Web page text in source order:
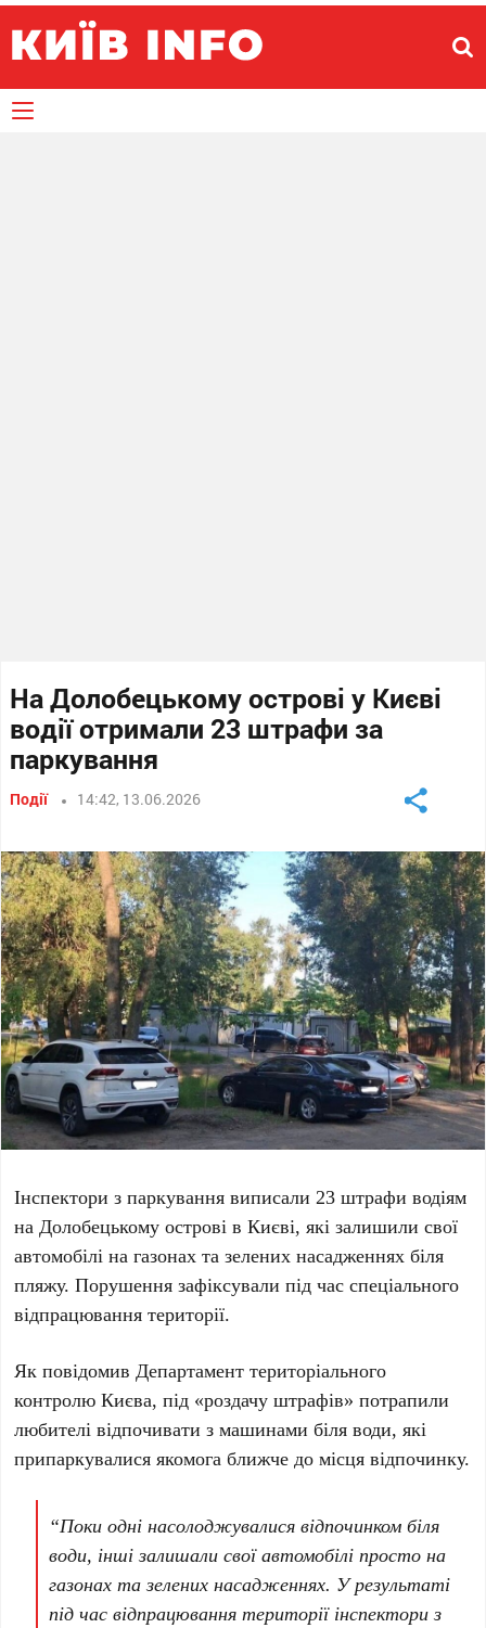
На Долобецькому острові у Києві
водії отримали 23 штрафи за
паркування
Події 14:42, 13.06.2026
Інспектори з паркування виписали23 штрафи водіям
наДолобецькому острові вКиєві, які залишили свої
автомобілі на газонах та зелених насадженнях біля
пляжу. Порушення зафіксували під час спеціального
відпрацювання території.
Як повідомивДепартамент територіального
контролю Києва, під «роздачу штрафів» потрапили
любителі відпочивати з машинами біля води, які
припаркувалися якомога ближче до місця відпочинку.
“Поки одні насолоджувалися відпочинком біля
води, інші залишали свої автомобілі просто на
газонах та зелених насадженнях. У результаті
під час відпрацювання території інспектори з